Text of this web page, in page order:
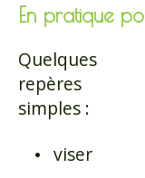
En pratique
Quelques
repères
simples :
viser